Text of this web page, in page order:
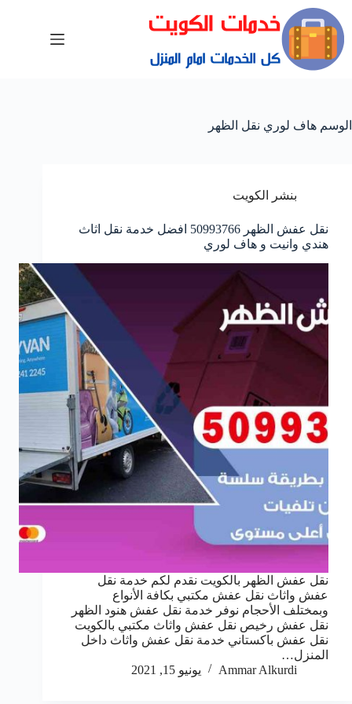
الوسم هاف لوري نقل الظهر
بنشر الكويت
نقل عفش الظهر 50993766 افضل خدمة نقل اثاث
هندي وانيت و هاف لوري
نقل عفش الظهر بالكويت نقدم لكم خدمة نقل
عفش واثاث نقل عفش مكتبي بكافة الأنواع
وبمختلف الأحجام نوفر خدمة نقل عفش هنود الظهر
نقل عفش رخيص نقل عفش واثاث مكتبي بالكويت
نقل عفش باكستاني خدمة نقل عفش واثاث داخل
المنزل…
Ammar Alkurdi
يونيو 15, 2021